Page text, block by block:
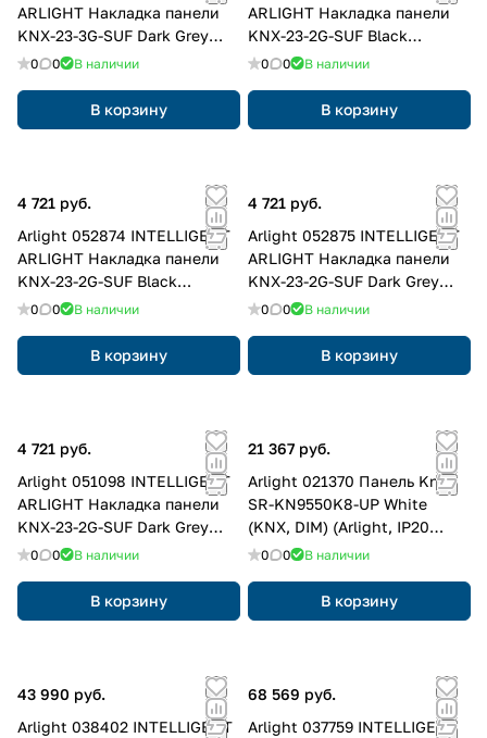
ARLIGHT Накладка панели
KNX-23-3G-SUF Dark Grey
(Backlight) (IARL, IP20
0 0 В наличии
В корзину
ARLIGHT Накладка панели
KNX-23-2G-SUF Black
(Backlight) (IARL, IP20
0 0 В наличии
В корзину
4 721 руб.
Arlight 052874 INTELLIGENT
ARLIGHT Накладка панели
KNX-23-2G-SUF Black
(Backlightless) (IARL, IP20
0 0 В наличии
В корзину
4 721 руб.
Arlight 052875 INTELLIGENT
ARLIGHT Накладка панели
KNX-23-2G-SUF Dark Grey
(Backlightless) (IARL, IP20
0 0 В наличии
В корзину
4 721 руб.
Arlight 051098 INTELLIGENT
ARLIGHT Накладка панели
KNX-23-2G-SUF Dark Grey
(Backlight) (IARL, IP20
0 0 В наличии
В корзину
21 367 руб.
Arlight 021370 Панель Knob
SR-KN9550K8-UP White
(KNX, DIM) (Arlight, IP20
Пластик, 3 года) 021370
0 0 В наличии
В корзину
43 990 руб.
Arlight 038402 INTELLIGENT
68 569 руб.
Arlight 037759 INTELLIGENT